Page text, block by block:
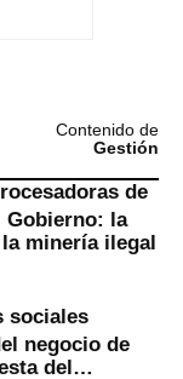
Contenido de
Gestión
de
Gobierno: la
minería ilegal
sociales
negocio de
del